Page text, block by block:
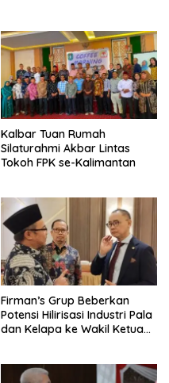
Kalbar Tuan Rumah
Silaturahmi Akbar Lintas
Tokoh FPK se-Kalimantan
Firman’s Grup Beberkan
Potensi Hilirisasi Industri Pala
dan Kelapa ke Wakil Ketua